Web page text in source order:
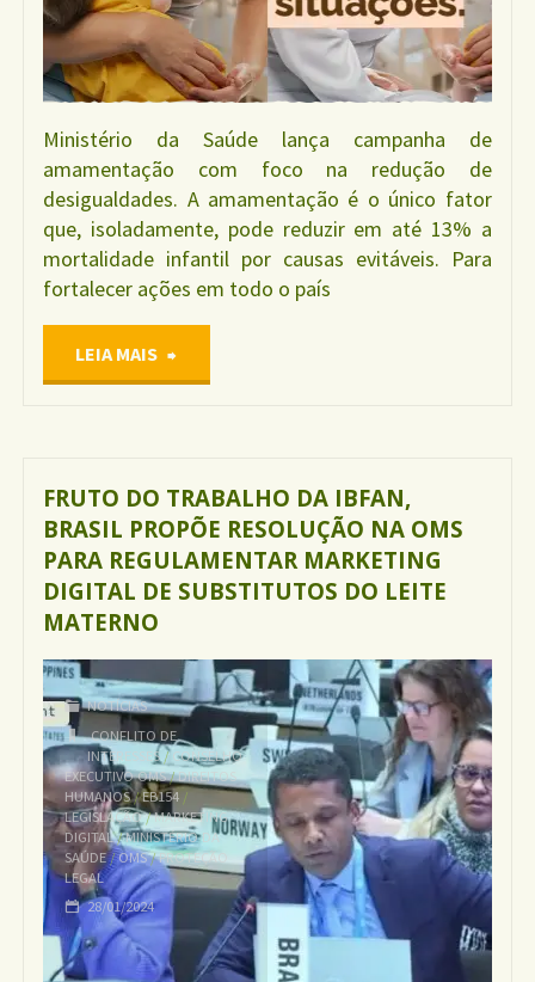
PROTEÇÃO
E
APOIO
À
AMAMENTAÇÃO
Ministério da Saúde lança campanha de
amamentação com foco na redução de
desigualdades. A amamentação é o único fator
que, isoladamente, pode reduzir em até 13% a
mortalidade infantil por causas evitáveis. Para
fortalecer ações em todo o país
LEIA MAIS "AGOSTO
2024"
FRUTO DO TRABALHO DA IBFAN,
BRASIL PROPÕE RESOLUÇÃO NA OMS
PARA REGULAMENTAR MARKETING
DIGITAL DE SUBSTITUTOS DO LEITE
MATERNO
NOTÍCIAS
CONFLITO DE
INTERESSES/ CONSELHO
EXECUTIVO OMS/DIREITOS
HUMANOS/EB154 /
LEGISLAÇÃO/MARKETING
DIGITAL/MINISTÉRIO DA
SAÚDE/OMS/PROTEÇÃO
LEGAL
28/01/2024